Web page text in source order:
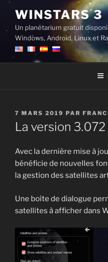
Aller
contenu
principal
WINSTARS 3
Un planétarium gratuit
Windows, Android, Linux et
PUBLIÉ
LE
7 MARS 2019 PAR
La version
Avec la dernière mise à
bénéficie de nouvelles
la gestion des satellites
Une boîte de dialogue
satellites à afficher dans